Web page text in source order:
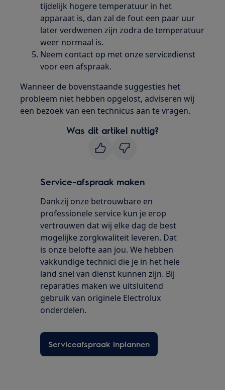
tijdelijk hogere temperatuur in het
apparaat is, dan zal de fout een paar uur
later verdwenen zijn zodra de temperatuur
weer normaal is.
Neem contact op met onze servicedienst
voor een afspraak.
Wanneer de bovenstaande suggesties het
probleem niet hebben opgelost, adviseren wij
een bezoek van een technicus aan te vragen.
Was dit artikel nuttig?
Service-afspraak maken
Dankzij onze betrouwbare en
professionele service kun je erop
vertrouwen dat wij elke dag de best
mogelijke zorgkwaliteit leveren. Dat
is onze belofte aan jou. We hebben
vakkundige technici die je in het hele
land snel van dienst kunnen zijn. Bij
reparaties maken we uitsluitend
gebruik van originele Electrolux
onderdelen.
Serviceafspraak inplannen